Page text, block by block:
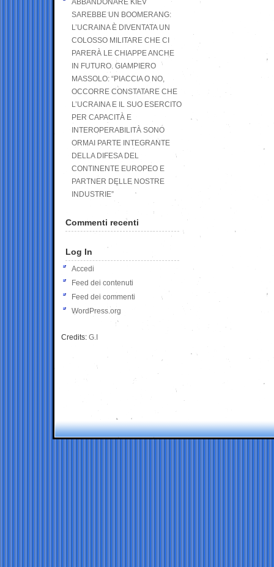
ABBANDONARE KIEV
SAREBBE UN BOOMERANG:
L’UCRAINA È DIVENTATA UN
COLOSSO MILITARE CHE CI
PARERÀ LE CHIAPPE ANCHE
IN FUTURO. GIAMPIERO
MASSOLO: “PIACCIA O NO,
OCCORRE CONSTATARE CHE
L’UCRAINA E IL SUO ESERCITO
PER CAPACITÀ E
INTEROPERABILITÀ SONO
ORMAI PARTE INTEGRANTE
DELLA DIFESA DEL
CONTINENTE EUROPEO E
PARTNER DELLE NOSTRE
INDUSTRIE”
Commenti recenti
Log In
Accedi
Feed dei contenuti
Feed dei commenti
WordPress.org
Credits: G.I